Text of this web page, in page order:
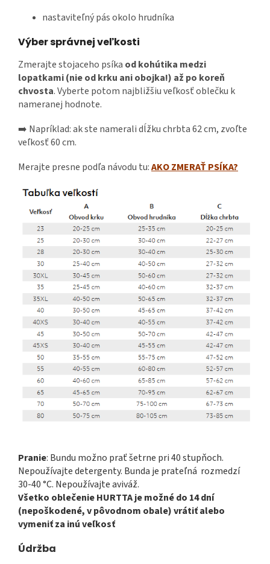
nastaviteľný pás okolo hrudníka
Výber správnej veľkosti
Zmerajte stojaceho psíka od kohútika medzi
lopatkami (nie od krku ani obojka!) až po koreň
chvosta. Vyberte potom najbližšiu veľkosť oblečku k
nameranej hodnote.
➡️ Napríklad: ak ste namerali dĺžku chrbta 62 cm, zvoľte
veľkosť 60 cm.
Merajte presne podľa návodu tu:AKO ZMERAŤ PSÍKA?
Pranie: Bundu možno prať šetrne pri 40 stupňoch.
Nepoužívajte detergenty. Bunda je prateľná rozmedzí
30-40 °C. Nepoužívajte aviváž.
Všetko oblečenie HURTTA je možné do 14 dní
(nepoškodené, v pôvodnom obale) vrátiť alebo
vymeniť za inú veľkosť
Údržba